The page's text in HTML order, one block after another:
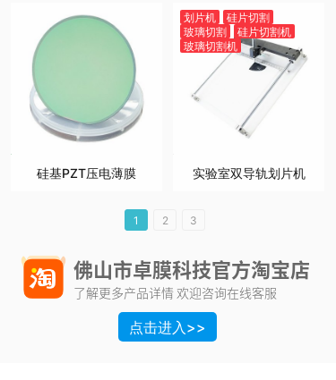
硅基PZT压电薄膜
划片机
硅片切割
玻璃切割
硅片切割机
玻璃切割机
实验室双导轨划片机
1 2 3
佛山市卓膜科技官方淘宝店
了解更多产品详情 欢迎咨询在线客服
点击进入>>